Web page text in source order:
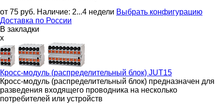
от 75 руб. Наличие: 2...4 недели Выбрать конфигурацию
Доставка по России
В закладки
x
Кросс-модуль (распределительный блок) JUT15
Кросс-модуль (распределительный блок) предназначен для
разведения входящего проводника на несколько
потребителей или устройств